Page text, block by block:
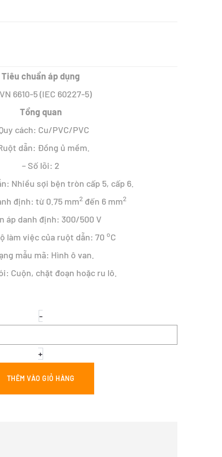
Tiêu chuẩn áp dụng
6610-5 (IEC 60227-5)
Tổng quan
cách: Cu/PVC/PVC
dẫn: Đồng ủ mềm.
– Số lõi: 2
Nhiều sợi bện tròn cấp 5, cấp 6.
định: từ 0.75 mm2đến 6 mm2
áp danh định: 300/500 V
làm việc của ruột dẫn: 70 oC
mẫu mã: Hình ô van.
Cuộn, chặt đoạn hoặc ru lô.
-DÂY
Ô
RUỘT
MỀM
VCTFK
+
THÊM VÀO GIỎ HÀNG